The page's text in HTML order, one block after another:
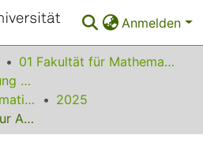
Anmelden
01 Fakultät für Mathematik
Institut für Entwicklung und Erforschung des Mathematikunterrichts
Beiträge zum Mathematikunterricht
2025
Lerngelegenheiten zur Ausbildung einer relationalen Sicht auf das Gleichheitszeichen - eine Analyse der syntaktischen Struktur von Gleichungen in Schulbüchern der Primarstufe